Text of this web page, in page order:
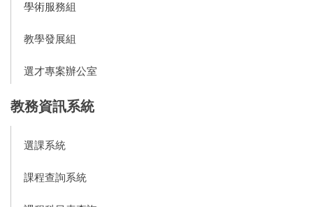
學術服務組
教學發展組
選才專案辦公室
教務資訊系統
選課系統
課程查詢系統